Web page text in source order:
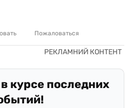
Пожаловаться
курсе последних